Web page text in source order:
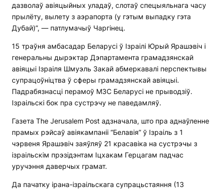
дазволаў авіяцыйных уладаў, слотаў спецыяльнага часу
прылёту, вылету з аэрапорта (у гэтым выпадку гэта
Дубай)”, — патлумачыў Чаргінец.
15 траўня амбасадар Беларусі ў Ізраілі Юрый Ярашэвіч і
генеральны дырэктар Дэпартамента грамадзянскай
авіяцыі Ізраіля Шмуэль Закай абмеркавалі перспектывы
супрацоўніцтва ў сферы грамадзянскай авіяцыі.
Падрабязнасці перамоў МЗС Беларусі не прыводзіў.
Ізраільскі бок пра сустрэчу не паведамляў.
Газета The Jerusalem Post адзначала, што пра аднаўленне
прамых рэйсаў авіякампаніі “Белавія” ў Ізраіль з 1
чэрвеня Ярашэвіч заяўляў 21 красавіка на сустрэчы з
ізраільскім прэзідэнтам Іцхакам Герцагам падчас
уручэння даверчых грамат.
Да пачатку ірана-ізраільскага супрацьстаяння (13